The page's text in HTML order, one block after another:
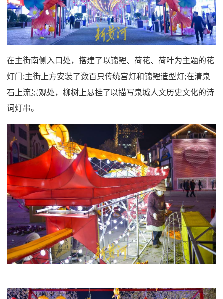
在主街南侧入口处，搭建了以锦鲤、荷花、荷叶为主题的花
灯门;主街上方安装了数百只传统宫灯和锦鲤造型灯;在清泉
石上流景观处，柳树上悬挂了以描写泉城人文历史文化的诗
词灯串。